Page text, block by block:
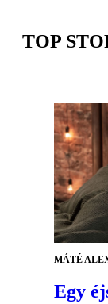
TOP
MÁTÉ
Egy